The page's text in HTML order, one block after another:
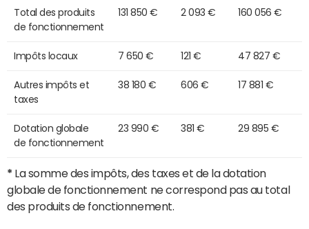
Total des produits
de fonctionnement
131 850 € 2 093 € 160 056 €
Impôts locaux 7 650 € 121 € 47 827 €
Autres impôts et
taxes
38 180 € 606 € 17 881 €
Dotation globale
de fonctionnement
23 990 € 381 € 29 895 €
* La somme des impôts, des taxes et de la dotation
globale de fonctionnement ne correspond pas au total
des produits de fonctionnement.